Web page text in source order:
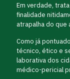
Em verdade,
finalidade
atrapalha do que
Como já
técnico, ético e
laborativa dos
médico-pericial